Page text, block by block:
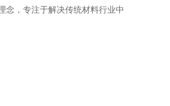
念，专注于解决传统材料行业中